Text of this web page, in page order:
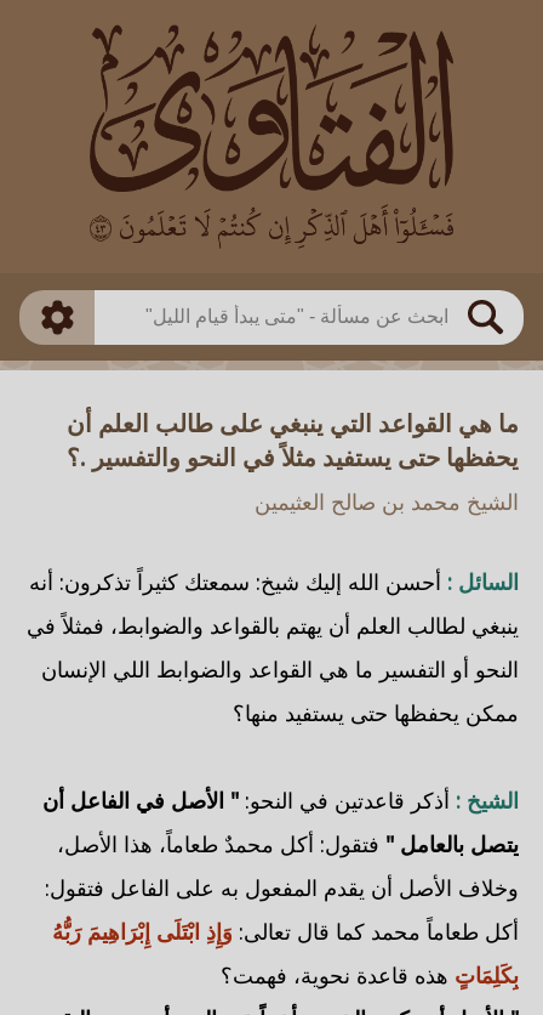
بحث
العالم
بن باز
بن العثيمين
اللجنة الدائمة
طريقة البحث
ذكي
ما هي القواعد التي ينبغي على طالب العلم أن
يحفظها حتى يستفيد مثلاً في النحو والتفسير .؟
الشيخ محمد بن صالح العثيمين
السائل : أحسن الله إليك شيخ: سمعتك كثيراً تذكرون: أنه
ينبغي لطالب العلم أن يهتم بالقواعد والضوابط، فمثلاً في
النحو أو التفسير ما هي القواعد والضوابط اللي الإنسان
ممكن يحفظها حتى يستفيد منها؟
الشيخ : أذكر قاعدتين في النحو: " الأصل في الفاعل أن
يتصل بالعامل " فتقول: أكل محمدٌ طعاماً، هذا الأصل،
وخلاف الأصل أن يقدم المفعول به على الفاعل فتقول:
أكل طعاماً محمد كما قال تعالى: وَإِذِ ابْتَلَى إِبْرَاهِيمَ رَبُّهُ
بِكَلِمَاتٍ هذه قاعدة نحوية، فهمت؟